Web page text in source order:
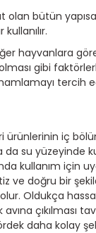
bütün
hayvanlara
gibi
tercih
ürünlerinin iç
su yüzeyinde
kullanım için
ve doğru bir
Oldukça
avına çıkılması
daha kolay